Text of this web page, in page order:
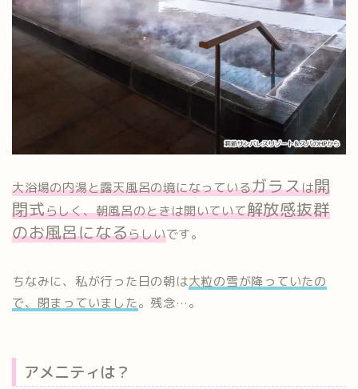
大浴場の内湯と露天風呂の境になっているガラスは開
閉式らしく、朝風呂のときは開いていて解放感抜群
のお風呂になるらしいです。
ちなみに、私が行った日の朝は大粒の雪が降っていたの
で、閉まっていました。残念…。
アメニティは？